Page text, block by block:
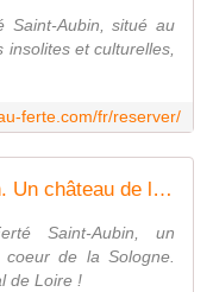
Saint-Aubin, situé au
et culturelles,
ferte.com/fr/reserver/
Château de la Ferté Saint-Aubin. Un château de la Loire différent !
Saint-Aubin, un
de la Sologne.
de Loire !